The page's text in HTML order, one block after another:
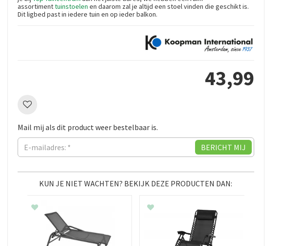
assortimenttuinstoelen en daarom zal je altijd een stoel vinden die geschikt is.
Dit ligbed past in iedere tuin en op ieder balkon.
43,99
Mail mij als dit product weer bestelbaar is.
KUN JE NIET WACHTEN? BEKIJK DEZE PRODUCTEN DAN: